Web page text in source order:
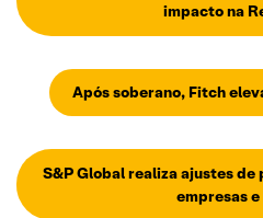
impacto na
Após soberano, Fitch
S&P Global realiza ajustes
empresas